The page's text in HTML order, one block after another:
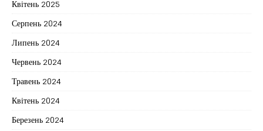
Квітень 2025
Серпень 2024
Липень 2024
Червень 2024
Травень 2024
Квітень 2024
Березень 2024